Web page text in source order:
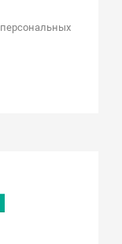
персональных